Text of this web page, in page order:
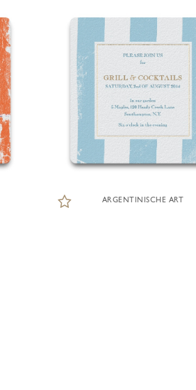
ARGENTINISCHE ART